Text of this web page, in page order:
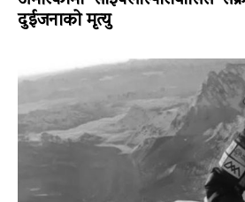
दुईजनाको मृत्यु